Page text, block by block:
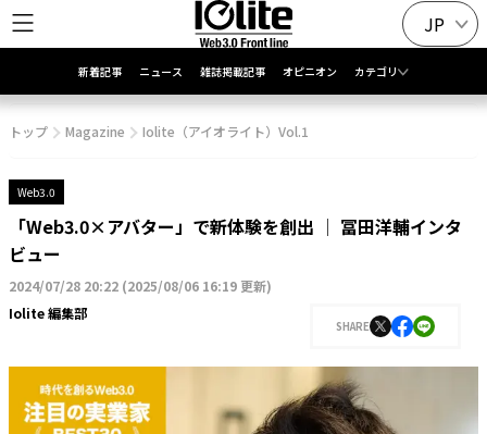
JP
新着記事 ニュース 雑誌掲載記事 オピニオン カテゴリ
トップ Magazine Iolite（アイオライト）Vol.1
Web3.0
「Web3.0×アバター」で新体験を創出 │ 冨田洋輔インタ
ビュー
2024/07/28 20:22 (2025/08/06 16:19 更新)
Iolite 編集部
SHARE